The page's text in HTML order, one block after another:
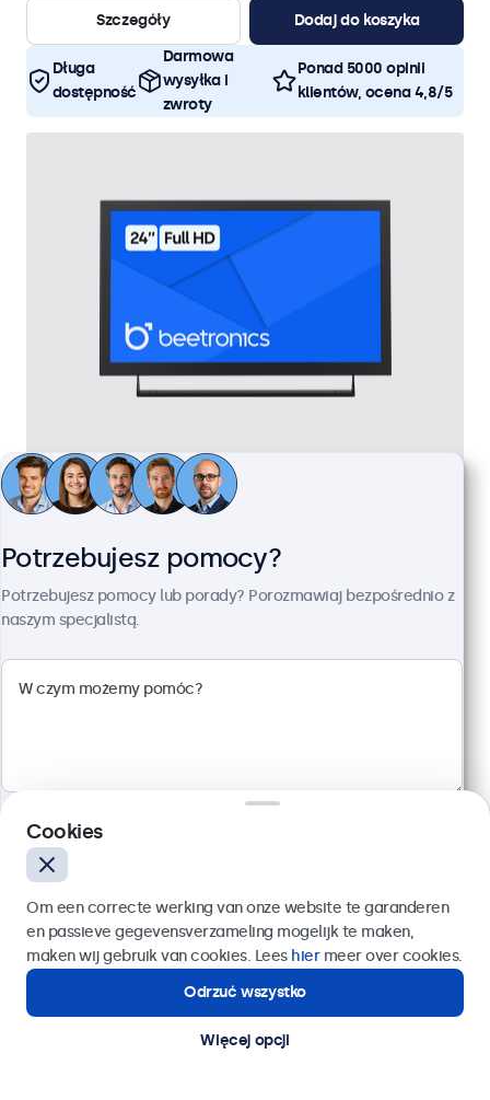
Szczegóły
Dodaj do koszyka
Długa
dostępność
Darmowa
wysyłka i
zwroty
Ponad 5000 opinii
klientów, ocena 4,8/5
Monitor 24" Metalowy
Kod produktu:24HD7M
Rozdzielczość 1920 x 1080 (Full HD)
Wejścia: HDMI, VGA, BNC, RCA
Montaż: biurkowy, w zabudowie, ścienny
Rozmiar: 560 x 337 x 41 mm
Potrzebujesz pomocy?
Potrzebujesz pomocy lub porady? Porozmawiaj bezpośrednio z
naszym specjalistą.
Wyślij
Lub zadzwoń pod numer:22 397 04 43
Potrzebujesz pomocy?
Kontakt ze specjalistą.
Cookies
Om een correcte werking van onze website te garanderen
en passieve gegevensverzameling mogelijk te maken,
maken wij gebruik van cookies. Lees hiermeer over cookies.
Odrzuć wszystko
Więcej opcji